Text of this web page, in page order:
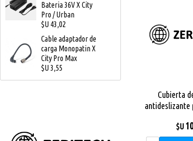
Bateria 36V X City
Pro / Urban
$U 43,02
Cable adaptador de
carga Monopatin X
City Pro Max
$U 3,55
Cubierta
antideslizante
$U